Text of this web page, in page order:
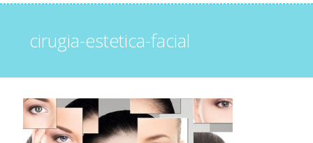
cirugia-estetica-facial